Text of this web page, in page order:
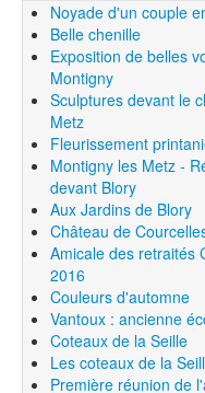
Noyade d'un couple
Belle chenille
Exposition de belles
Montigny
Sculptures devant le
Metz
Fleurissement
Montigny les Metz -
devant Blory
Aux Jardins de Blory
Château de
Amicale des retraités
2016
Couleurs d'automne
Vantoux : ancienne
Coteaux de la Seille
Les coteaux de la
Première réunion de